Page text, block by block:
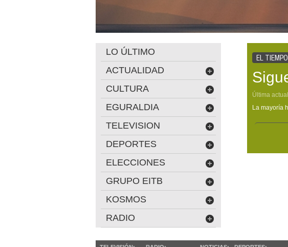
EL TIEMPO
Última
La mayoría
LO ÚLTIMO
ACTUALIDAD
CULTURA
EGURALDIA
TELEVISION
DEPORTES
ELECCIONES
GRUPO EITB
KOSMOS
RADIO